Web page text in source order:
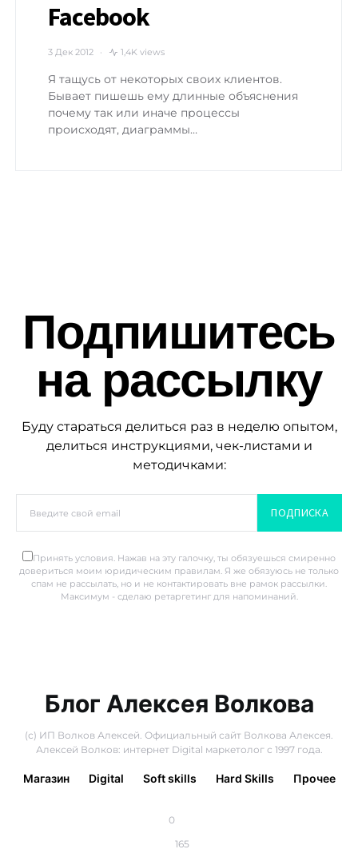
Facebook
3 Дек 2012 1,4K views
Я тащусь от некоторых своих клиентов.
Бывает пишешь ему длинные объяснения
почему так или иначе процессы
происходят, диаграммы…
Подпишитесь
на рассылку
Буду стараться делиться раз в неделю опытом,
делиться инструкциями, чек-листами и
методичками:
ПОДПИСКА
Принять условия. Нажав на эту галочку, ты обязуешься смиренно
довериться моим юридическим правилам. Я же обязуюсь не только
спам не рассылать, но и не контактировать вне рамок рассылки.
Максимум - сделаю ретаргетинг для напоминаний.
Блог Алексея Волкова
(с) ИП Волков Алексей. Официальный сайт Волкова Алексея.
Алексей Волков: интернет Digital маркетолог с 1997 года.
0
165
Магазин Digital Soft skills Hard Skills Прочее